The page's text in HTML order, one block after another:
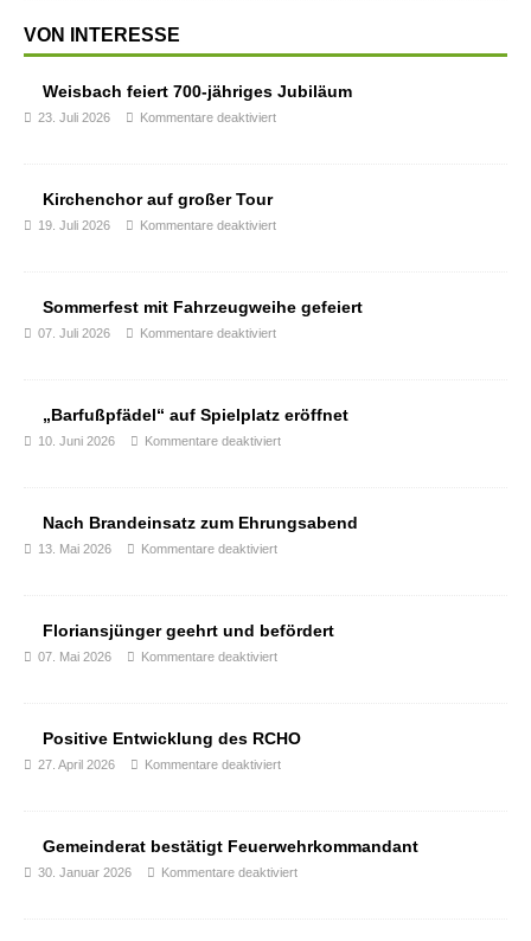
VON INTERESSE
Weisbach feiert 700-jähriges Jubiläum
23. Juli 2026 Kommentare deaktiviert
Kirchenchor auf großer Tour
19. Juli 2026 Kommentare deaktiviert
Sommerfest mit Fahrzeugweihe gefeiert
07. Juli 2026 Kommentare deaktiviert
„Barfußpfädel“ auf Spielplatz eröffnet
10. Juni 2026 Kommentare deaktiviert
Nach Brandeinsatz zum Ehrungsabend
13. Mai 2026 Kommentare deaktiviert
Floriansjünger geehrt und befördert
07. Mai 2026 Kommentare deaktiviert
Positive Entwicklung des RCHO
27. April 2026 Kommentare deaktiviert
Gemeinderat bestätigt Feuerwehrkommandant
30. Januar 2026 Kommentare deaktiviert